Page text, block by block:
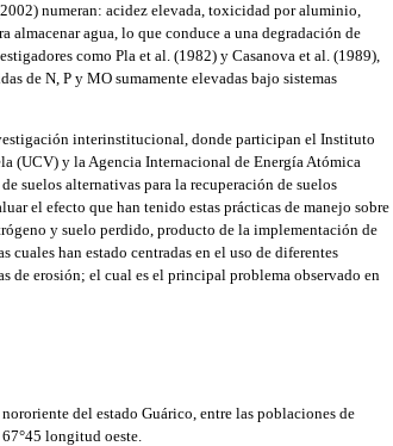
numeran: acidez elevada, toxicidad por aluminio,
agua, lo que conduce a una degradación de
como Pla et al. (1982) y Casanova et al. (1989),
de N, P y MO sumamente elevadas bajo sistemas
interinstitucional, donde participan el Instituto
(UCV) y la Agencia Internacional de Energía Atómica
suelos alternativas para la recuperación de suelos
el efecto que han tenido estas prácticas de manejo sobre
y suelo perdido, producto de la implementación de
han estado centradas en el uso de diferentes
de erosión; el cual es el principal problema observado en
del estado Guárico, entre las poblaciones de
longitud oeste.